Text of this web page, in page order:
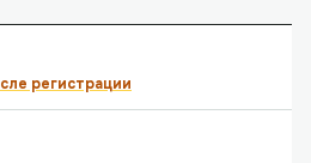
регистрации